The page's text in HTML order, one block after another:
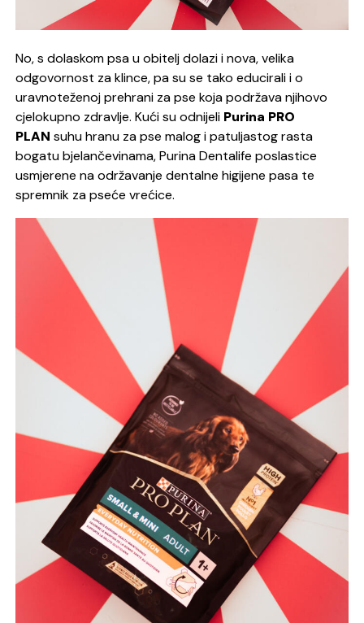
No, s dolaskom psa u obitelj dolazi i nova, velika
odgovornost za klince, pa su se tako educirali i o
uravnoteženoj prehrani za pse koja podržava njihovo
cjelokupno zdravlje. Kući su odnijeli Purina PRO
PLAN suhu hranu za pse malog i patuljastog rasta
bogatu bjelančevinama, Purina Dentalife poslastice
usmjerene na održavanje dentalne higijene pasa te
spremnik za pseće vrećice.